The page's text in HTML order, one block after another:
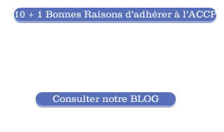
10 + 1 Bonnes Raisons d'adhérer à l'ACCP
Consulter notre BLOG